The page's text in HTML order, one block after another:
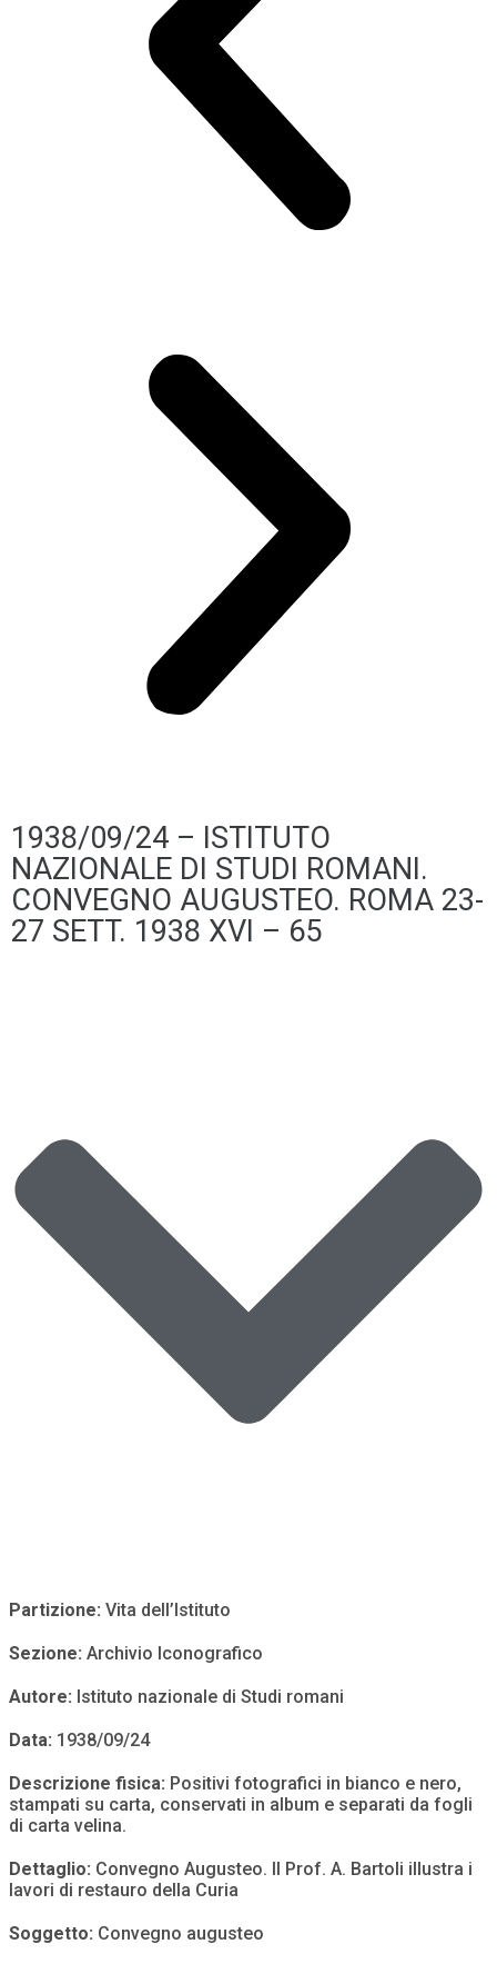
1938/09/24 – ISTITUTO
NAZIONALE DI STUDI ROMANI.
CONVEGNO AUGUSTEO. ROMA 23-
27 SETT. 1938 XVI – 65
Partizione: Vita dell’Istituto
Sezione: Archivio Iconografico
Autore: Istituto nazionale di Studi romani
Data: 1938/09/24
Descrizione fisica: Positivi fotografici in bianco e nero,
stampati su carta, conservati in album e separati da fogli
di carta velina.
Dettaglio: Convegno Augusteo. Il Prof. A. Bartoli illustra i
lavori di restauro della Curia
Soggetto: Convegno augusteo